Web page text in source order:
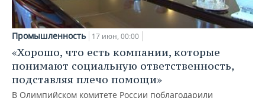
Промышленность 17 июн, 00:00
«Хорошо, что есть компании, которые
понимают социальную ответственность,
подставляя плечо помощи»
В Олимпийском комитете России поблагодарили